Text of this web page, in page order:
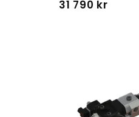
31 790 kr